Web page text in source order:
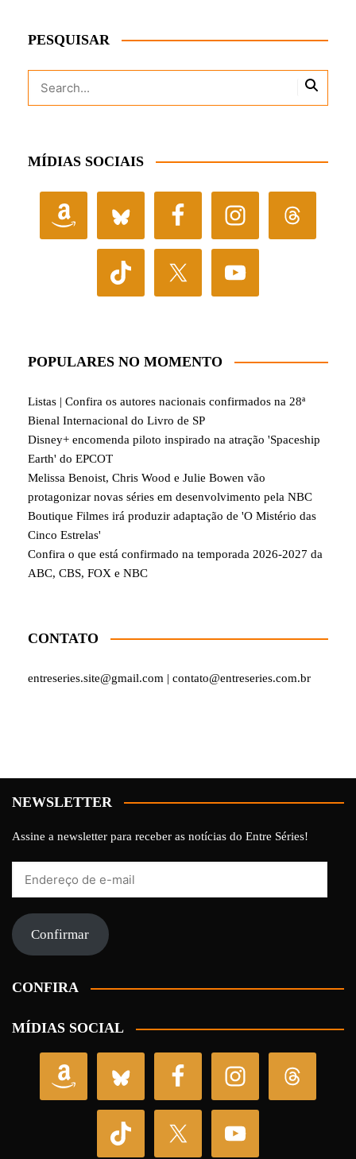
PESQUISAR
MÍDIAS SOCIAIS
POPULARES NO MOMENTO
Listas | Confira os autores nacionais confirmados na 28ª
Bienal Internacional do Livro de SP
Disney+ encomenda piloto inspirado na atração 'Spaceship
Earth' do EPCOT
Melissa Benoist, Chris Wood e Julie Bowen vão
protagonizar novas séries em desenvolvimento pela NBC
Boutique Filmes irá produzir adaptação de 'O Mistério das
Cinco Estrelas'
Confira o que está confirmado na temporada 2026-2027 da
ABC, CBS, FOX e NBC
CONTATO
entreseries.site@gmail.com | contato@entreseries.com.br
NEWSLETTER
Assine a newsletter para receber as notícias do Entre Séries!
mail Confirmar
CONFIRA
MÍDIAS SOCIAL